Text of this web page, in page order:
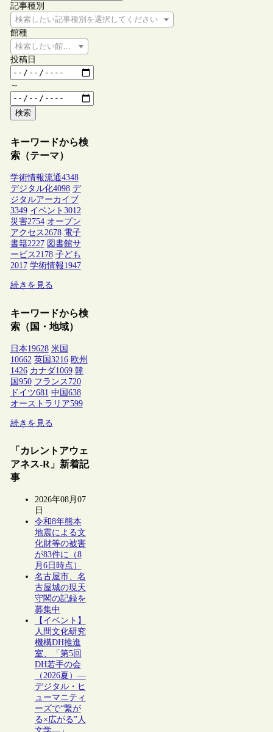
記事種別
検索したい記事種別を選択してください
館種
検索したい館種を選択してください
投稿日
～
検索
キーワードから検
索（テーマ）
学術情報流通4348
デジタル化4098 デ
ジタルアーカイブ
3349 イベント 3012
災害2754 オープン
アクセス2678 電子
書籍2227 図書館サ
ービス2178 子ども
2017 学術情報1947
続きを見る
キーワードから検
索（国・地域）
日本19628 米国
10662 英国 3216 欧州
1426 カナダ1069 韓
国 950 フランス 720
ドイツ681 中国 638
オーストラリア599
続きを見る
「カレントアウェ
アネス-R」新着記
事
2026年08月07
日
令和8年熊本
地震による文
化財等の被害
が83件に（8
月6日時点）
名古屋市、名
古屋城の現天
守閣の記録を
募集中
【イベント】
人間文化研究
機構DH推進
室、「第5回
DH若手の会
（2026夏）―
デジタル・ヒ
ューマニティ
ーズで“繋が
る×広がる”人